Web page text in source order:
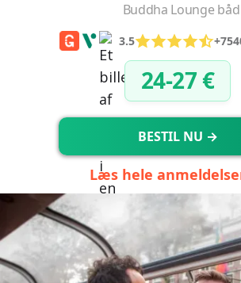
Buddha Lounge båd
3.5
24-27 €
BESTIL NU →
Læs hele